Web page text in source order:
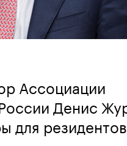
Ассоциации
Денис
для резидентов